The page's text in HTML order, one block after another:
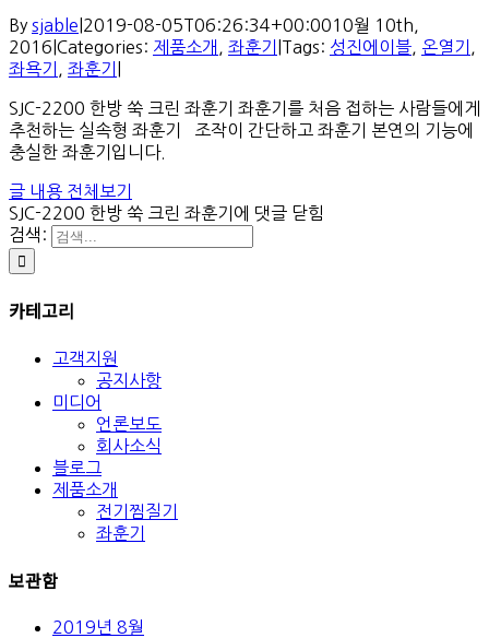
By sjable 2019-08-05T06:26:34+00:0010월 10th,
2016 Categories: 제품소개 좌훈기 Tags: 성진에이블 온열기
좌욕기
좌훈기
SJC-2200 한방 쑥 크린 좌훈기 좌훈기를 처음 접하는 사람들에게
추천하는 실속형 좌훈기 조작이 간단하고 좌훈기 본연의 기능에
충실한 좌훈기입니다.
글 내용 전체보기
SJC-2200 한방 쑥 크린 좌훈기 에 댓글 닫힘
검색:
카테고리
고객지원
공지사항
미디어
언론보도
회사소식
블로그
제품소개
전기찜질기
좌훈기
보관함
2019년 8월